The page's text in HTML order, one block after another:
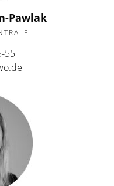
Pawlak
55